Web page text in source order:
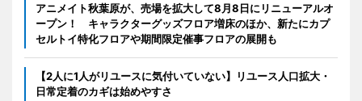
アニメイト秋葉原が、売場を拡大して8月8日にリニューアルオ
ープン！ キャラクターグッズフロア増床のほか、新たにカプ
セルトイ特化フロアや期間限定催事フロアの展開も
【2人に1人がリユースに気付いていない】リユース人口拡大・
日常定着のカギは始めやすさ